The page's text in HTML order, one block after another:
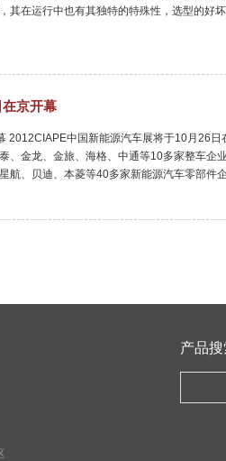
其在运行中也有其独特的特殊性，选型的好
京开幕
2012CIAPE中国新能源汽车展将于10月26
、金龙、金旅、海格、中通等10多家整车企
航、贝迪、本菱等40多家新能源汽车零部件
产品搜